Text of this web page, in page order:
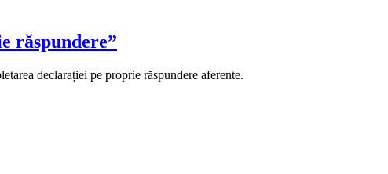
răspundere”
declarației pe proprie răspundere aferente.